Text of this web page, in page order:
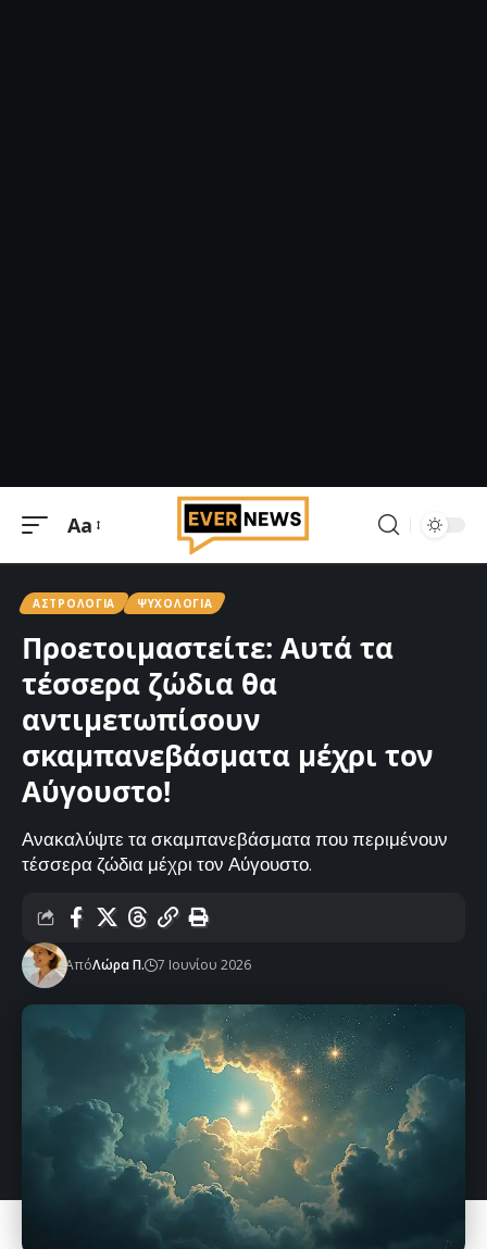
Μεγέθυνση
Aa
ΑΣΤΡΟΛΟΓΊΑ ΨΥΧΟΛΟΓΊΑ
Προετοιμαστείτε: Αυτά τα
τέσσερα ζώδια θα
αντιμετωπίσουν
σκαμπανεβάσματα μέχρι τον
Αύγουστο!
Ανακαλύψτε τα σκαμπανεβάσματα που περιμένουν
τέσσερα ζώδια μέχρι τον Αύγουστο.
ΑπόΛώρα Π. 7 Ιουνίου 2026